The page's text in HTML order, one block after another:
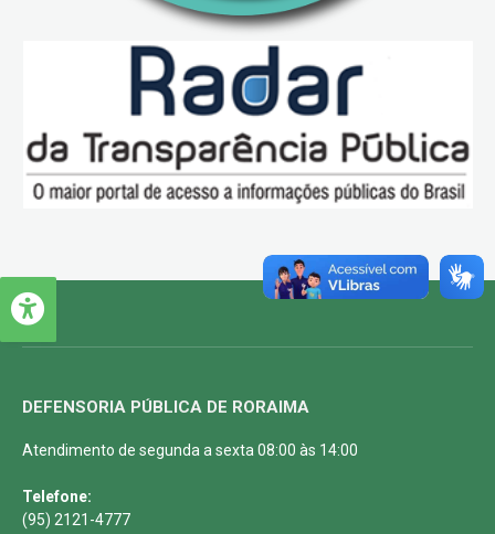
DEFENSORIA PÚBLICA DE RORAIMA
Atendimento de segunda a sexta 08:00 às 14:00
Telefone:
(95) 2121-4777